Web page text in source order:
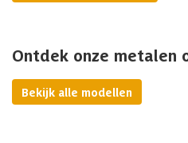
Ontdek onze metalen
Bekijk alle modellen